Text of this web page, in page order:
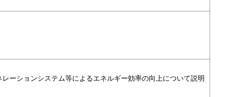
ーションシステム等によるエネルギー効率の向上について説明